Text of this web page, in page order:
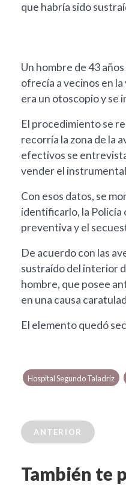
que habría sido
Un hombre de 43
ofrecía a vecinos en
era un otoscopio y se
El procedimiento se
recorría la zona de la
efectivos se
vender el
Con esos datos, se
identificarlo, la Policía
preventiva y el
De acuerdo con las
sustraído del interior
hombre, que posee
en una causa
El elemento quedó
Hospital Segundo Taladriz
ANTERIOR
También te